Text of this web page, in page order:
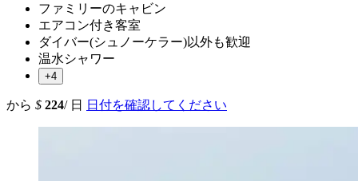
ファミリーのキャビン
エアコン付き客室
ダイバー(シュノーケラー)以外も歓迎
温水シャワー
+4
から $ 224/ 日 日付を確認してください